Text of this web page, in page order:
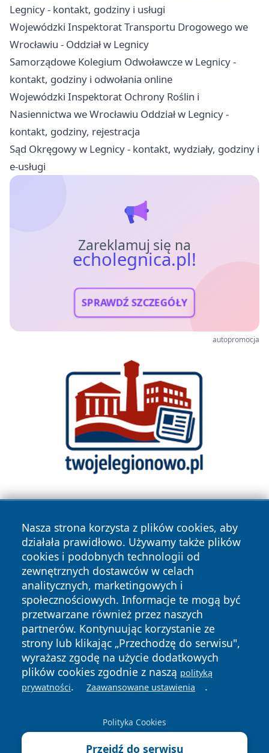
Legnicy - kontakt, godziny i usługi
Wojewódzki Inspektorat Transportu Drogowego we
Wrocławiu - Oddział w Legnicy
Samorządowe Kolegium Odwoławcze w Legnicy -
kontakt, godziny i odwołania online
Wojewódzki Inspektorat Ochrony Roślin i
Nasiennictwa we Wrocławiu Oddział w Legnicy -
kontakt, godziny, rejestracja
Sąd Okręgowy w Legnicy - kontakt, wydziały, godziny i
e-usługi
Zareklamuj się na
echolegnica.pl!
SPRAWDŹ SZCZEGÓŁY
autopromocja
Nasza strona korzysta z plików cookies, aby
działała prawidłowo. Używamy także plików
cookies i podobnych technologii od
zewnętrznych dostawców w celach
analitycznych, marketingowych i
społecznościowych. Informacje te mogą być
przetwarzane również przez naszych
partnerów. Kontynuując korzystanie ze
strony lub klikając „Przechodzę do serwisu",
wyrażasz zgodę na użycie dodatkowych
plików cookies zgodnie z naszą polityką
prywatności. Zaawansowane ustawienia .
Polityka Cookies
Przejdź do serwisu
Copyright © 2026 echolegnica.pl Wszystkie prawa
zastrzeżone.
News Autorzy
Polityka
Prywatności
Polityka
Cookies